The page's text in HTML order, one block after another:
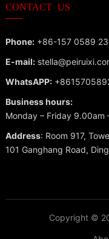
CONTACT US
Phone:+86-157 0589
E-mail:
WhatsAPP:
Business hours:
Monday – Friday 9.00am
Address: Room 917,
101 Ganghang Road,
Copyright ©